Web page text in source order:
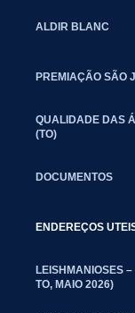
ALDIR BLANC
PREMIAÇÃO SÃO
QUALIDADE DAS
(TO)
DOCUMENTOS
ENDEREÇOS
LEISHMANIOSES
TO, MAIO 2026)